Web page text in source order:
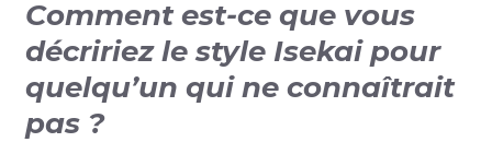
Comment est-ce que vous
décririez le style Isekai pour
quelqu’un qui ne connaîtrait
pas ?